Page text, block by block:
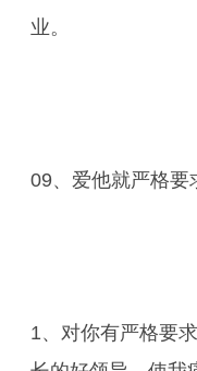
业。
09、爱他就严格要
1、对你有严格要